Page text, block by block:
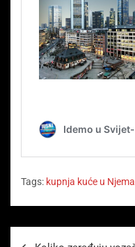
Tags: kupnja kuće u